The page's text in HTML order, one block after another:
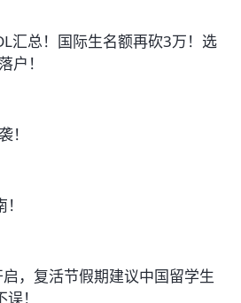
汇总！国际生名额再砍3万！选
户！
！
启，复活节假期建议中国留学生
！